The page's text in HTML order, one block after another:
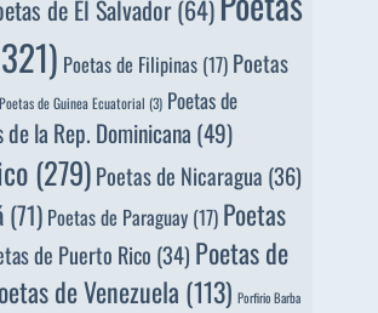
de El Salvador(64)
Poetas de Filipinas (17) Poetas
Poetas de Guinea Ecuatorial (3) Poetas de
de la Rep. Dominicana (49)
(279)Poetas de Nicaragua (36)
(71) Poetas de Paraguay (17) Poetas
de Puerto Rico (34) Poetas de
de Venezuela (113) Porfirio Barba